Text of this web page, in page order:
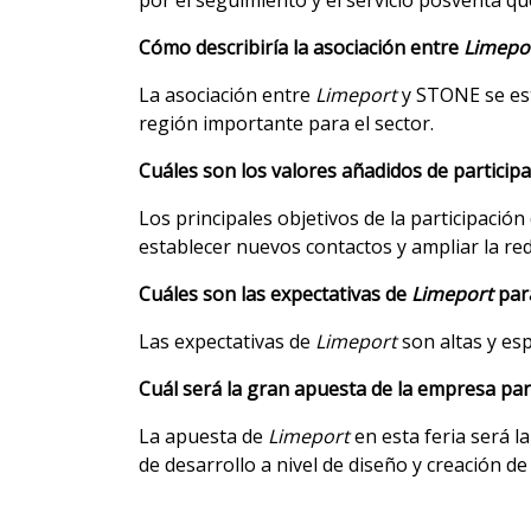
Cómo describiría la asociación entre
La asociación entre Limeporty STONE se
región importante para el sector.
Cuáles son los valores añadidos de
Los principales objetivos de la
establecer nuevos contactos y ampliar la
Cuáles son las expectativas de Limeport
Las expectativas de Limeportson altas y
Cuál será la gran apuesta de la empresa
La apuesta de Limeporten esta feria será
de desarrollo a nivel de diseño y creación